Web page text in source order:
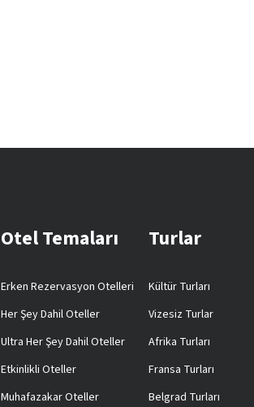
Otel Temaları
Erken Rezervasyon Otelleri
Her Şey Dahil Oteller
Ultra Her Şey Dahil Oteller
Etkinlikli Oteller
Muhafazakar Oteller
Turlar
Kültür Turları
Vizesiz Turlar
Afrika Turları
Fransa Turları
Belgrad Turları